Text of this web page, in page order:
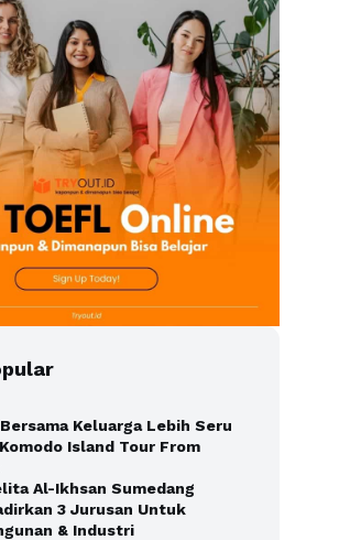
Keluarga Lebih Seru
Island Tour From
Al-Ikhsan Sumedang
3 Jurusan Untuk
& Industri